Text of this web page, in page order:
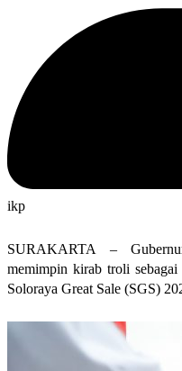
ikp
SURAKARTA –
memimpin kirab troli sebagai
Soloraya Great Sale (SGS)